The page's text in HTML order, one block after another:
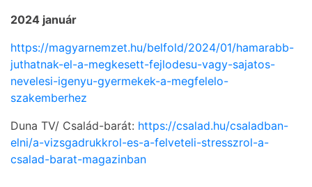
2024 január
https://magyarnemzet.hu/belfold/2024/01/hamarabb-
juthatnak-el-a-megkesett-fejlodesu-vagy-sajatos-
nevelesi-igenyu-gyermekek-a-megfelelo-
szakemberhez
Duna TV/ Család-barát: https://csalad.hu/csaladban-
elni/a-vizsgadrukkrol-es-a-felveteli-stresszrol-a-
csalad-barat-magazinban